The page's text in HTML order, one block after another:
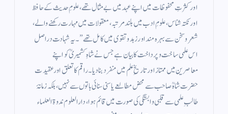
اور کثرتِ محفوظات میں اپنے عہد میں بے مثال تھے، علومِ حدیث کے حافظ
اور نکتہ شناس، علومِ ادب میں بلند مرتبہ، معقولات میں مہارت رکھنے والے،
شعر و سخن سے بہرہ مند اور زہد و تقوى میں کامل تھے” ۔ یہ شہادت دراصل
اس علمی ساخت و پرداخت کا بیان ہے جس نے شاہِ کشمیریؒ کو اپنے
معاصرین میں ممتاز اور تاریخِ علم میں منفرد بنا دیا۔راقم کا تعلق اور عقیدت
حضرت شاہؒ صاحب سے محض مطالعے یا سنی سنائی باتوں سے نہیں، بلکہ زمانۂ
طالبِ علمی سے قلبی وابستگی کی صورت میں قائم ہوا، دارالعلوم ندوۃ العلماء